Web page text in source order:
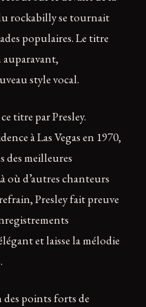
rockabilly se tournait
populaires. Le titre
style vocal.
titre par Presley.
à Las Vegas en 1970,
des meilleures
où d’autres chanteurs
Presley fait preuve
et laisse la mélodie
points forts de